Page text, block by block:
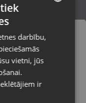
uz
RUSSIAN
darbību,
vietni, jūs
ir